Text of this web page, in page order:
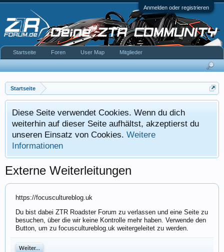
Anmelden oder registrieren
Startseite
Diese Seite verwendet Cookies. Wenn du dich
weiterhin auf dieser Seite aufhältst, akzeptierst du
unseren Einsatz von Cookies. Weitere
Informationen
Externe Weiterleitungen
https://focuscultureblog.uk
Du bist dabei ZTR Roadster Forum zu verlassen und eine Seite zu
besuchen, über die wir keine Kontrolle mehr haben. Verwende den
Button, um zu focuscultureblog.uk weitergeleitet zu werden.
Weiter...
Startseite Foren User Map Mitglieder